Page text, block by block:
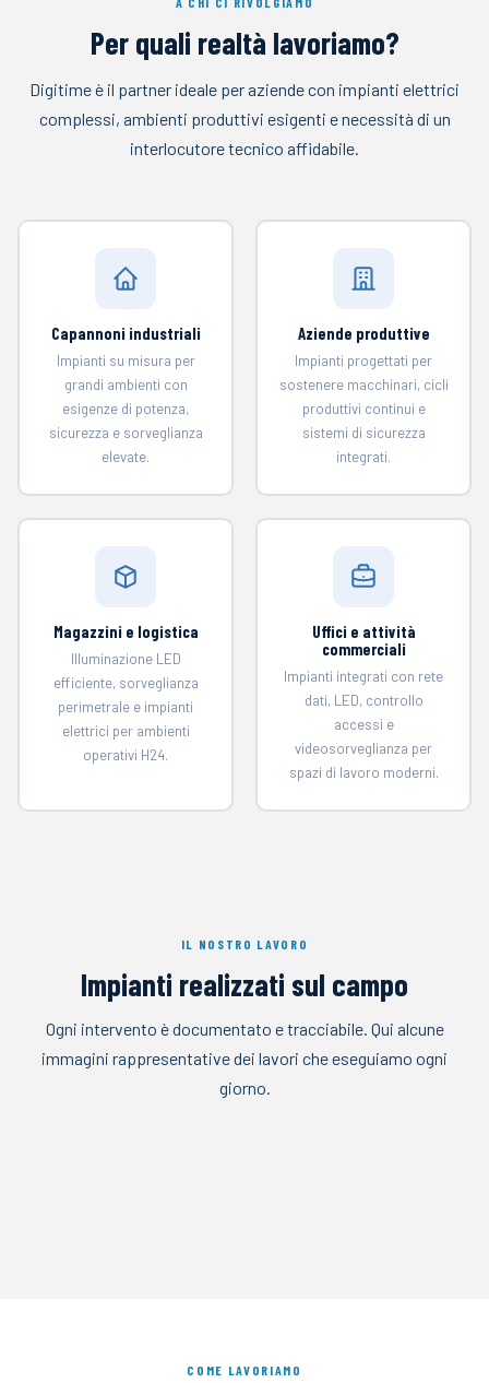
Per quali realtà lavoriamo?
Digitime è il partner ideale per aziende con impianti elettrici
complessi, ambienti produttivi esigenti e necessità di un
interlocutore tecnico affidabile.
Capannoni industriali
Impianti su misura per
grandi ambienti con
esigenze di potenza,
sicurezza e sorveglianza
elevate.
Aziende produttive
Impianti progettati per
sostenere macchinari, cicli
produttivi continui e
sistemi di sicurezza
integrati.
Magazzini e logistica
Illuminazione LED
efficiente, sorveglianza
perimetrale e impianti
elettrici per ambienti
operativi H24.
Uffici e attività
commerciali
Impianti integrati con rete
dati, LED, controllo
accessi e
videosorveglianza per
spazi di lavoro moderni.
IL NOSTRO LAVORO
Impianti realizzati sul campo
Ogni intervento è documentato e tracciabile. Qui alcune
immagini rappresentative dei lavori che eseguiamo ogni
giorno.
COME LAVORIAMO